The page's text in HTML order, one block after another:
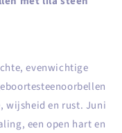
evenwichtige
wijsheid en rust. Juni
een open hart en